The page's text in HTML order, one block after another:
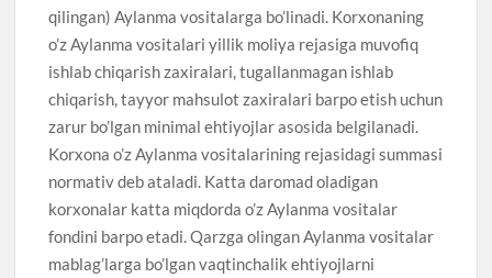
qilingan) Aylanma vositalarga bo’linadi. Korxonaning
o’z Aylanma vositalari yillik moliya rejasiga muvofiq
ishlab chiqarish zaxiralari, tugallanmagan ishlab
chiqarish, tayyor mahsulot zaxiralari barpo etish uchun
zarur bo’lgan minimal ehtiyojlar asosida belgilanadi.
Korxona o’z Aylanma vositalarining rejasidagi summasi
normativ deb ataladi. Katta daromad oladigan
korxonalar katta miqdorda o’z Aylanma vositalar
fondini barpo etadi. Qarzga olingan Aylanma vositalar
mablag’larga bo’lgan vaqtinchalik ehtiyojlarni